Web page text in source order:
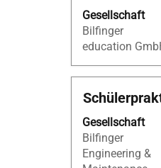
Gesellschaft
Bilfinger
education
die
Leertaste,
um
die
vollständig
Gesellschaft
Bilfinger
Engineering &
Drücken
die
Leertaste,
um